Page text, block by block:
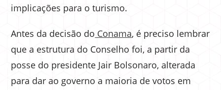
implicações para o turismo.
Antes da decisão do Conama, é preciso lembrar
que a estrutura do Conselho foi, a partir da
posse do presidente Jair Bolsonaro, alterada
para dar ao governo a maioria de votos em